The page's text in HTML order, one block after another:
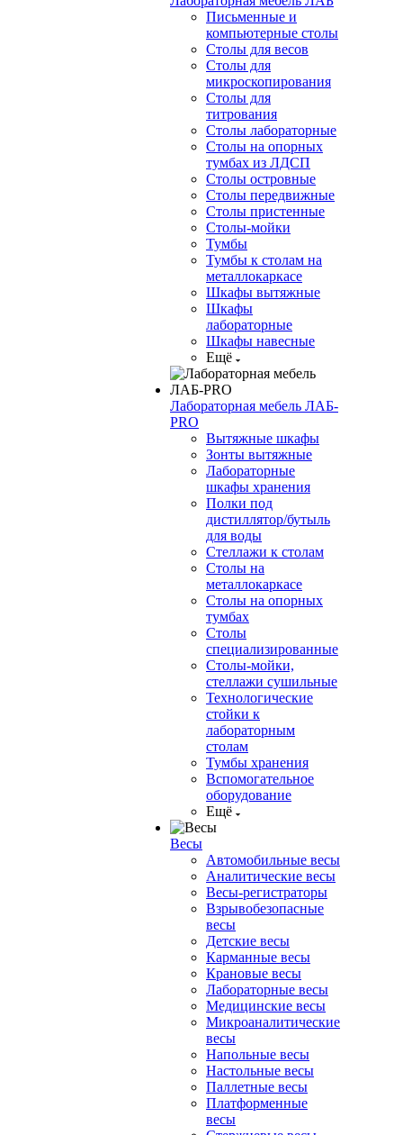
Письменные и
компьютерные столы
Столы для весов
Столы для
микроскопирования
Столы для
титрования
Столы лабораторные
Столы на опорных
тумбах из ЛДСП
Столы островные
Столы передвижные
Столы пристенные
Столы-мойки
Тумбы
Тумбы к столам на
металлокаркасе
Шкафы вытяжные
Шкафы
лабораторные
Шкафы навесные
Ещё
Лабораторная мебель ЛАБ-
PRO
Вытяжные шкафы
Зонты вытяжные
Лабораторные
шкафы хранения
Полки под
дистиллятор/бутыль
для воды
Стеллажи к столам
Столы на
металлокаркасе
Столы на опорных
тумбах
Столы
специализированные
Столы-мойки,
стеллажи сушильные
Технологические
стойки к
лабораторным
столам
Тумбы хранения
Вспомогательное
оборудование
Ещё
Весы
Автомобильные весы
Аналитические весы
Весы-регистраторы
Взрывобезопасные
весы
Детские весы
Карманные весы
Крановые весы
Лабораторные весы
Медицинские весы
Микроаналитические
весы
Напольные весы
Настольные весы
Паллетные весы
Платформенные
весы